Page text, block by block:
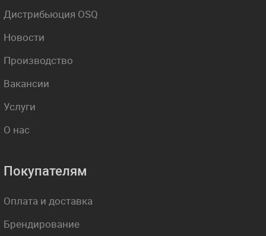
Дистрибьюция OSQ
Новости
Производство
Вакансии
Услуги
О нас
Покупателям
Оплата и доставка
Брендирование